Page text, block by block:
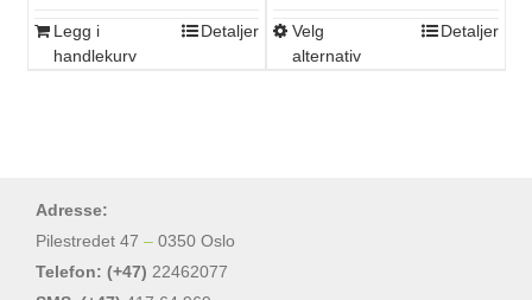
Legg i
handlekurv
Detaljer
Velg
alternativ
Dette
Detaljer
Adresse:
Pilestredet 47 – 0350 Oslo
Telefon: (+47) 22462077